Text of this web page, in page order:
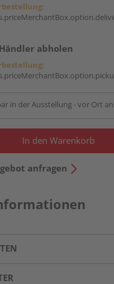
abholen
in der Ausstellung - vor Ort
In den Warenkorb
anfragen